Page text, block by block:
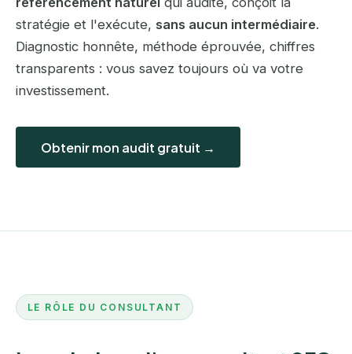
stratégie et l'exécute, sans aucun intermédiaire.
Diagnostic honnête, méthode éprouvée, chiffres
transparents : vous savez toujours où va votre
investissement.
Obtenir mon audit gratuit →
LE RÔLE DU CONSULTANT